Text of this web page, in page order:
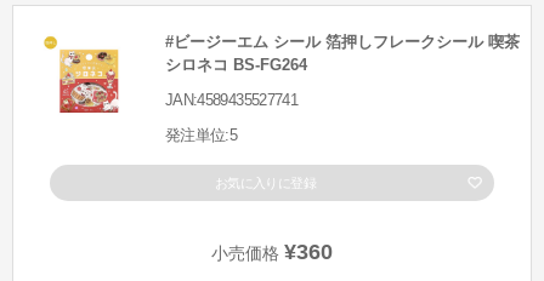
#ビージーエム シール 箔押しフレークシール 喫茶
シロネコ BS-FG264
JAN:4589435527741
発注単位:5
お気に入りに登録
小売価格 ¥360